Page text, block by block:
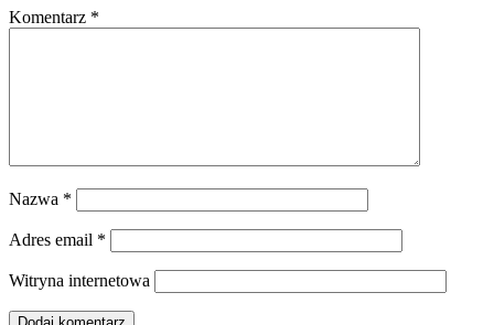
Komentarz *
Nazwa *
Adres email *
Witryna internetowa